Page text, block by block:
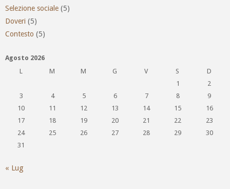
Selezione sociale (5)
Doveri (5)
Contesto (5)
Agosto 2026
L
M M G V S
D
1
2
3
4 5 6 7 8
9
10
11 12 13 14 15
16
17
18 19 20 21 22
23
24
25 26 27 28 29
30
31
« Lug